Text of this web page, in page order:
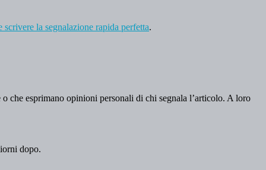
scrivere la segnalazione rapida perfetta.
che esprimano opinioni personali di chi segnala l’articolo. A loro
dopo.